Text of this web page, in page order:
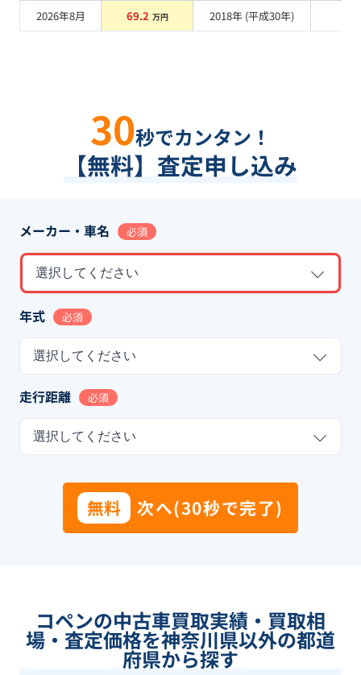
2026年8月 69.2 万円 2018年 (平成30年)
30秒でカンタン！
【無料】査定申し込み
メーカー・車名 必須
選択してください
年式 必須
選択してください
走行距離 必須
選択してください
無料 次へ(30秒で完了)
コペンの中古車買取実績・買取相
場・査定価格を神奈川県以外の都道
府県から探す